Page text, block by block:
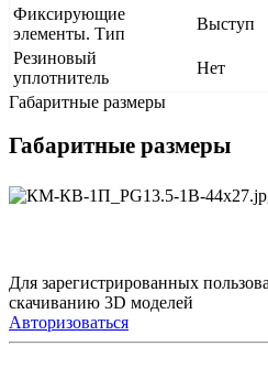
Фиксирующие
элементы. Тип
Выступ
Резиновый
уплотнитель
Нет
Габаритные размеры
Габаритные размеры
Для зарегистрированных
скачиванию 3D моделей
Авторизоваться